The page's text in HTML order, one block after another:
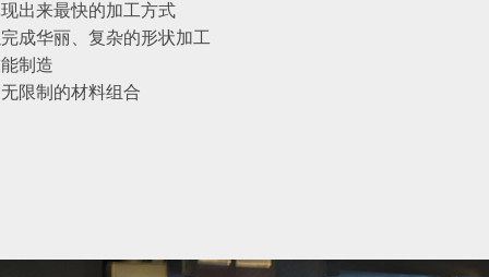
出来最快的加工方式
成华丽、复杂的形状加工
制造
限制的材料组合